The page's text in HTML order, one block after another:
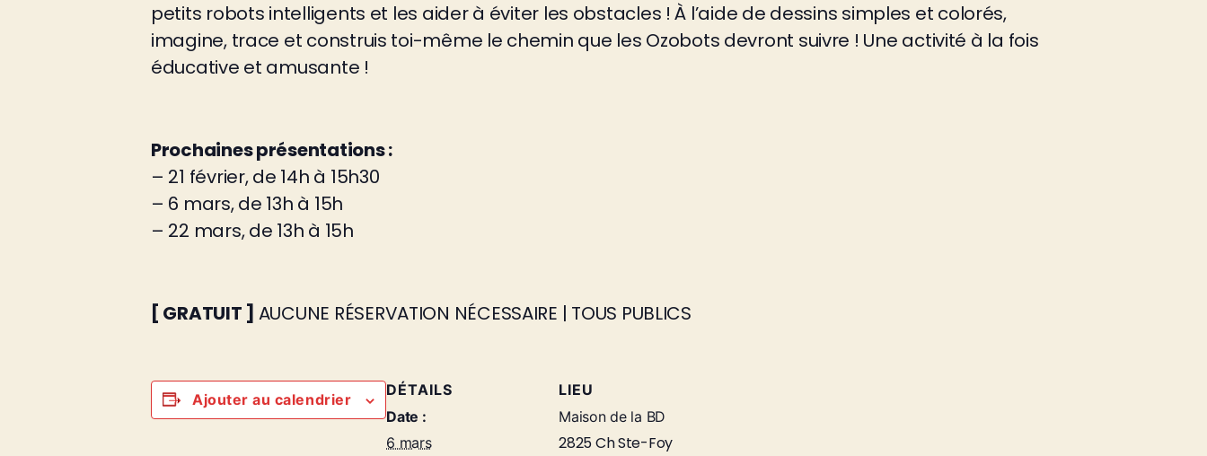
petits robots intelligents et les aider à éviter les obstacles ! À l’aide de dessins simples et colorés,
imagine, trace et construis toi-même le chemin que les Ozobots devront suivre ! Une activité à la fois
éducative et amusante !
Prochaines présentations :
– 21 février, de 14h à 15h30
– 6 mars, de 13h à 15h
– 22 mars, de 13h à 15h
[ GRATUIT ] AUCUNE RÉSERVATION NÉCESSAIRE | TOUS PUBLICS
Ajouter au calendrier
DÉTAILS
Date :
6 mars
LIEU
Maison de la BD
2825 Ch Ste-Foy